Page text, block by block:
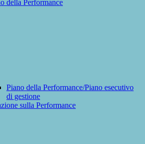
della Performance
Piano della Performance/Piano esecutivo
di gestione
sulla Performance